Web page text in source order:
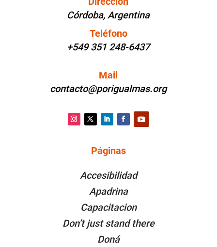
Córdoba, Argentina
Teléfono
+549 351 248-6437
Mail
contacto@porigualmas.org
Facebook
Páginas
Accesibilidad
Apadrina
Capacitacion
Don’t just stand there
Doná